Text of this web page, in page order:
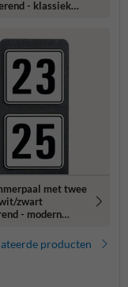
- klassiek
met twee
zwart
- modern
producten